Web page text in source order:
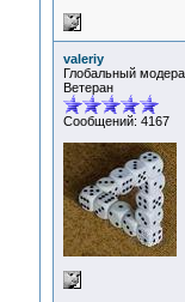
valeriy
Глобальный
Ветеран
Сообщений: 4167